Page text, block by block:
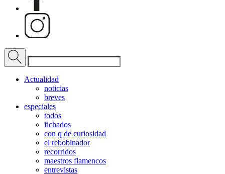
Actualidad
noticias
breves
especiales
todos
fichados
con q de curiosidad
el rebobinador
recorridos
maestros flamencos
entrevistas